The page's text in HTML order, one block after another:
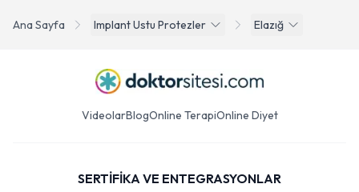
Ana Sayfa Implant Ustu Protezler Elazığ
VideolarBlogOnline TerapiOnline Diyet
SERTİFİKA VE ENTEGRASYONLAR